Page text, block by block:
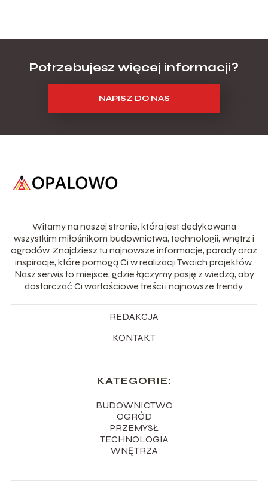
Potrzebujesz więcej informacji?
NAPISZ DO NAS
Witamy na naszej stronie, która jest dedykowana
wszystkim miłośnikom budownictwa, technologii, wnętrz i
ogrodów. Znajdziesz tu najnowsze informacje, porady oraz
inspiracje, które pomogą Ci w realizacji Twoich projektów.
Nasz serwis to miejsce, gdzie łączymy pasję z wiedzą, aby
dostarczać Ci wartościowe treści i najnowsze trendy.
REDAKCJA
KONTAKT
KATEGORIE:
BUDOWNICTWO
OGRÓD
PRZEMYSŁ
TECHNOLOGIA
WNĘTRZA